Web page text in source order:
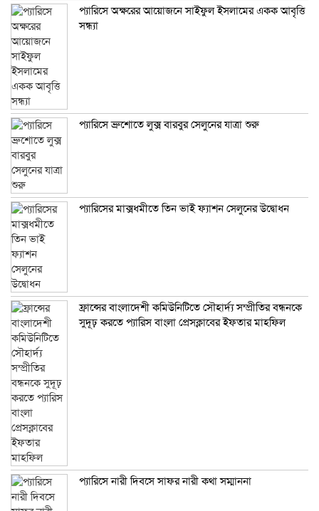
প্যারিসে অক্ষরের আয়োজনে সাইফুল ইসলামের একক আবৃত্তি
সন্ধ্যা
প্যারিসে ব্রুশোতে লুক্স বারবুর সেলুনের যাত্রা শুরু
প্যারিসের মাক্সধমীতে তিন ভাই ফ্যাশন সেলুনের উদ্বোধন
ফ্রান্সের বাংলাদেশী কমিউনিটিতে সৌহার্দ্য সম্প্রীতির বন্ধনকে
সুদূঢ় করতে প্যারিস বাংলা প্রেসক্লাবের ইফতার মাহফিল
প্যারিসে নারী দিবসে সাফর নারী কথা সম্মাননা